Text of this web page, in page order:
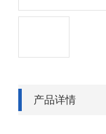
产品详情